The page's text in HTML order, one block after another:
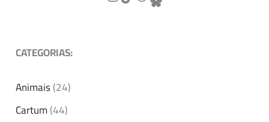
CATEGORIAS:
Animais(24)
Cartum(44)